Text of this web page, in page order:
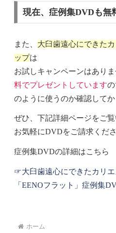
現在、症例集DVDも無
また、 大臼歯遠心にできた
ップは
お試しキャンペーンはありま
料でプレゼントしています
のように使うのか確認して
ぜひ、下記詳細ページをご覧
お気軽にDVDをご請求くださ
症例集DVDの詳細はこちら
☞大臼歯遠心にできたカリ
「EENOフラット」症例集
ホーム